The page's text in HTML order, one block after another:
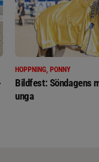
HOPPNING, PONNY
Bildfest: Söndagens
unga